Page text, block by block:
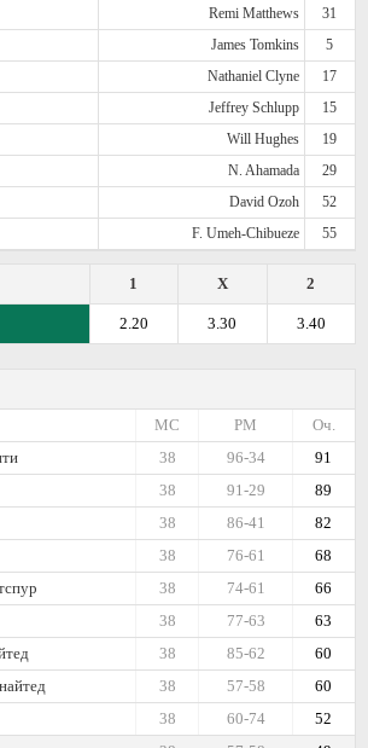
Remi Matthews
31
James Tomkins
5
Nathaniel Clyne
17
Jeffrey Schlupp
15
Will Hughes
19
N. Ahamada
29
David Ozoh
52
F. Umeh-Chibueze 55
2
X
1
3.40
3.30
2.20
Оч.
РМ
МС
91
96-34
38
89
91-29
38
82
86-41
38
68
76-61
38
66
74-61
38
63
77-63
38
60
85-62
38
60
57-58
38
52
60-74
38